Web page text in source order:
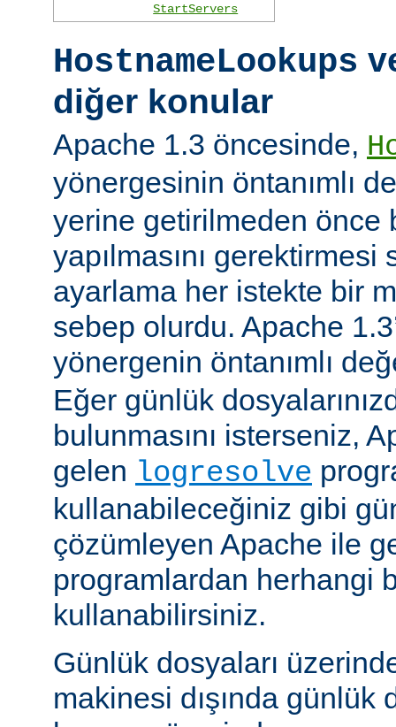
StartServers
HostnameLookups
diğer konular
Apache 1.3 öncesinde,
yönergesinin öntanımlı
yerine getirilmeden önce
yapılmasını
ayarlama her istekte bir
sebep olurdu. Apache
yönergenin öntanımlı
Eğer günlük
bulunmasını isterseniz,
gelen logresolve
kullanabileceğiniz gibi
çözümleyen Apache ile
programlardan herhangi
kullanabilirsiniz.
Günlük dosyaları
makinesi dışında günlük